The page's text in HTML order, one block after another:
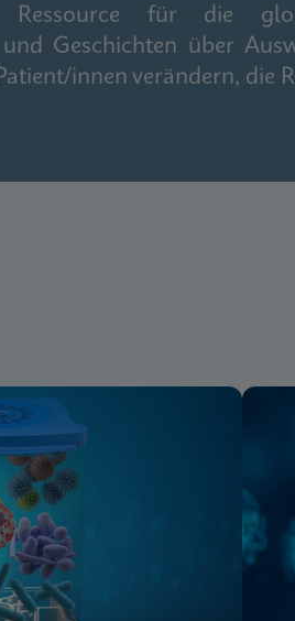
Ressource für die
Geschichten über
innen verändern, die